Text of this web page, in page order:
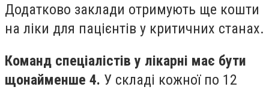
Додатково заклади отримують ще кошти
на ліки для пацієнтів у критичних станах.
Команд спеціалістів у лікарні має бути
щонайменше 4. У складі кожної по 12